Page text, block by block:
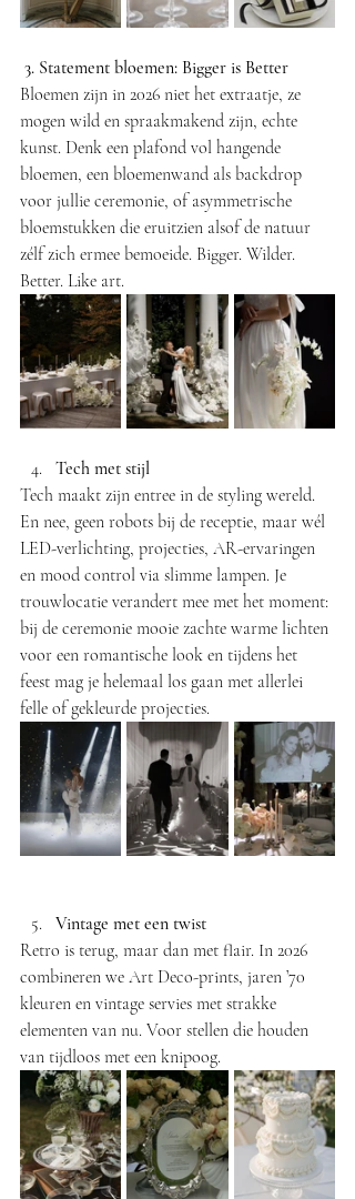
3. Statement bloemen: Bigger is Better
Bloemen zijn in 2026 niet het extraatje, ze
mogen wild en spraakmakend zijn, echte
kunst. Denk een plafond vol hangende
bloemen, een bloemenwand als backdrop
voor jullie ceremonie, of asymmetrische
bloemstukken die eruitzien alsof de natuur
zélf zich ermee bemoeide. Bigger. Wilder.
Better. Like art.
Tech met stijl
Tech maakt zijn entree in de styling wereld.
En nee, geen robots bij de receptie, maar wél
LED-verlichting, projecties, AR-ervaringen
en mood control via slimme lampen. Je
trouwlocatie verandert mee met het moment:
bij de ceremonie mooie zachte warme lichten
voor een romantische look en tijdens het
feest mag je helemaal los gaan met allerlei
felle of gekleurde projecties.
Vintage met een twist
Retro is terug, maar dan met flair. In 2026
combineren we Art Deco-prints, jaren ’70
kleuren en vintage servies met strakke
elementen van nu. Voor stellen die houden
van tijdloos met een knipoog.